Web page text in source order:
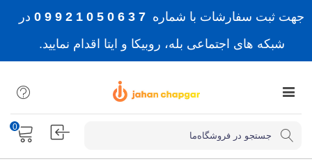
جهت ثبت سفارشات با شماره 7 3 6 0 5 0 1 2 9 9 0
در
شبکه های اجتماعی بله، روبیکا و ایتا اقدام نمایید.
0